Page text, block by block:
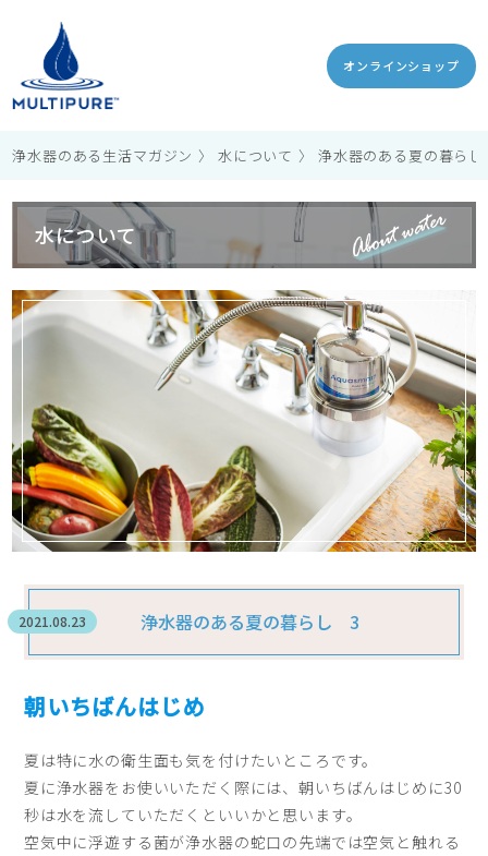
オンラインショップ
浄水器のある生活マガジン 水について 浄水器のある夏の暮ら
水について
浄水器のある夏の暮らし 3
2021.08.23
朝いちばんはじめ
夏は特に水の衛生面も気を付けたいところです。
夏に浄水器をお使いいただく際には、朝いちばんはじめに30
秒は水を流していただくといいかと思います。
空気中に浮遊する菌が浄水器の蛇口の先端では空気と触れる